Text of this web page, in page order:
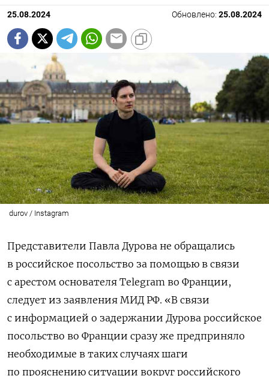
25.08.2024 Обновлено: 25.08.2024
durov / Instagram
Представители Павла Дурова не обращались
в российское посольство за помощью в связи
с арестом основателя Telegram во Франции,
следует из заявления МИД РФ. «В связи
с информацией о задержании Дурова российское
посольство во Франции сразу же предприняло
необходимые в таких случаях шаги
по прояснению ситуации вокруг российского